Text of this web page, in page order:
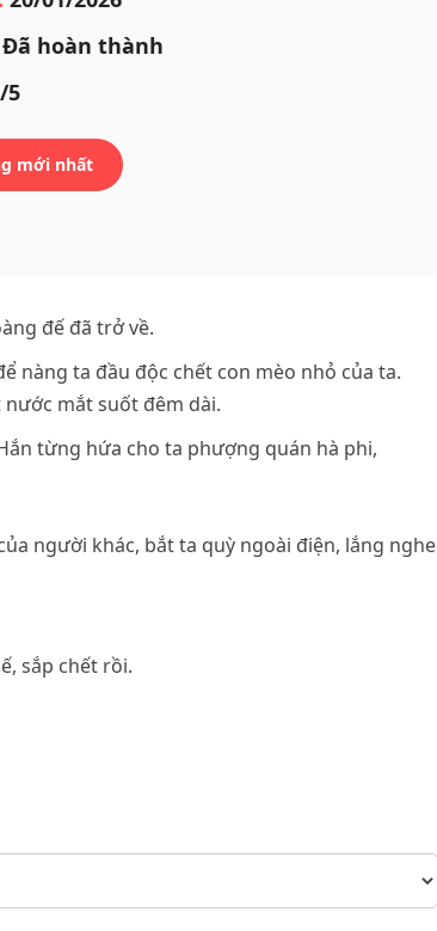
Đã hoàn thành
5
mới nhất
đế đã trở về.
nàng ta đầu độc chết con mèo nhỏ của ta.
mắt suốt đêm dài.
từng hứa cho ta phượng quán hà phi,
người khác, bắt ta quỳ ngoài điện, lắng nghe
sắp chết rồi.